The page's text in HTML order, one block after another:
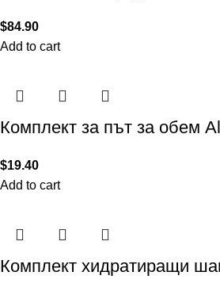
$84.90
Add to cart
Комплект за път за обем
$19.40
Add to cart
Комплект хидратиращи